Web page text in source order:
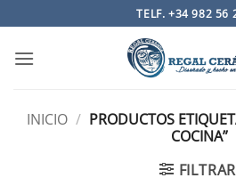
al
contenido
TELF. +34 982 56
INICIO / PRODUCTOS
COCINA”
FILTRAR